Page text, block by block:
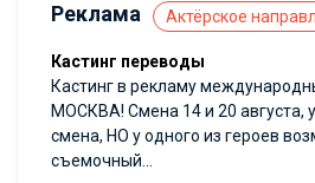
Реклама Актёрское
Кастинг переводы
Кастинг в рекламу
МОСКВА! Смена 14 и 20 августа,
смена, НО у одного из героев
съемочный...